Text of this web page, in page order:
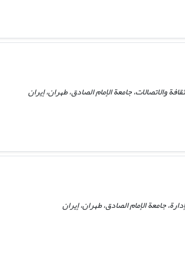
والاتصالات، جامعة الإمام الصادق، طهران، إيران
جامعة الإمام الصادق، طهران، إيران